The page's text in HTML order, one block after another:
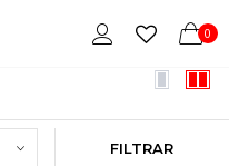
0
FILTRAR